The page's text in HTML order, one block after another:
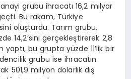
grubu ihracatı 16,2 milyar
Bu rakam, Türkiye
oluşturdu. Tarım grubu,
14,2’sini gerçekleştirerek 2,8
yaptı, bu grupta yüzde 11’lik bir
grubu ise ihracatın
501,9 milyon dolarlık dış